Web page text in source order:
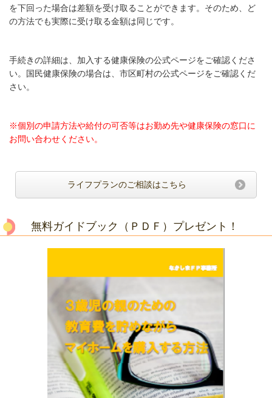
を下回った場合は差額を受け取ることができます。そのため、ど
の方法でも実際に受け取る金額は同じです。
手続きの詳細は、加入する健康保険の公式ページをご確認くださ
い。国民健康保険の場合は、市区町村の公式ページをご確認くだ
さい。
※個別の申請方法や給付の可否等はお勤め先や健康保険の窓口に
お問い合わせください。
ライフプランのご相談はこちら
無料ガイドブック（ＰＤＦ）プレゼント！